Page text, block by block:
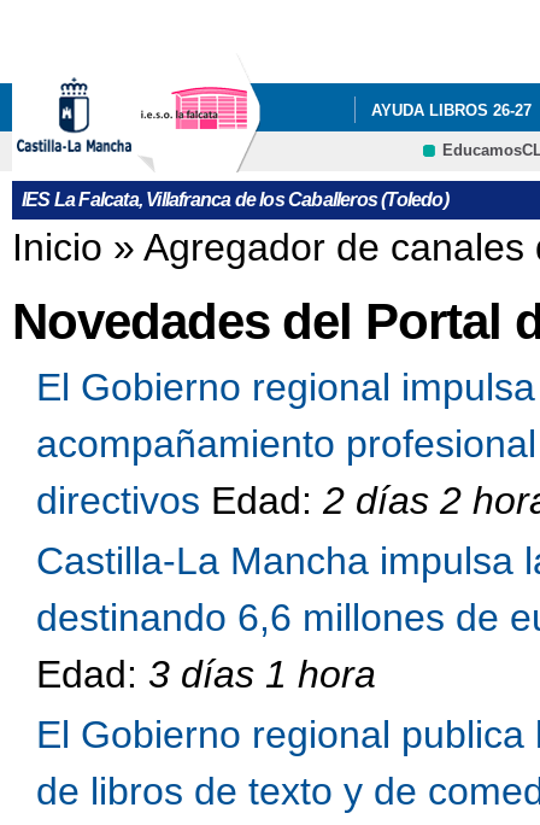
AYUDA LIBROS 26-27
NUESTRO CENTRO
PROGRAMA
EDUCACIÓN QUÉ
CRFP
IES La Falcata, Villafranca de los Caballeros (Toledo)
Se encuentra usted aquí
Inicio » Agregador de canales
Novedades del Portal
El Gobierno regional
acompañamiento
directivos Edad: 2 días 2
Castilla-La Mancha impulsa
destinando 6,6 millones de
Edad: 3 días 1 hora
El Gobierno regional
de libros de texto y de